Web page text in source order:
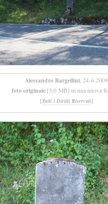
Alessandro Bargellini, 24-6-2009
foto originale [3,0 MB] in una nuova
[Tutti i Diritti Riservati]